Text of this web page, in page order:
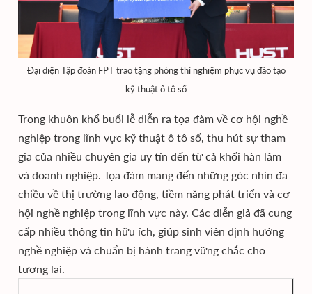
Đại diện Tập đoàn FPT trao tặng phòng thí nghiệm phục vụ đào tạo
kỹ thuật ô tô số
Trong khuôn khổ buổi lễ diễn ra tọa đàm về cơ hội nghề
nghiệp trong lĩnh vực kỹ thuật ô tô số, thu hút sự tham
gia của nhiều chuyên gia uy tín đến từ cả khối hàn lâm
và doanh nghiệp. Tọa đàm mang đến những góc nhìn đa
chiều về thị trường lao động, tiềm năng phát triển và cơ
hội nghề nghiệp trong lĩnh vực này. Các diễn giả đã cung
cấp nhiều thông tin hữu ích, giúp sinh viên định hướng
nghề nghiệp và chuẩn bị hành trang vững chắc cho
tương lai.